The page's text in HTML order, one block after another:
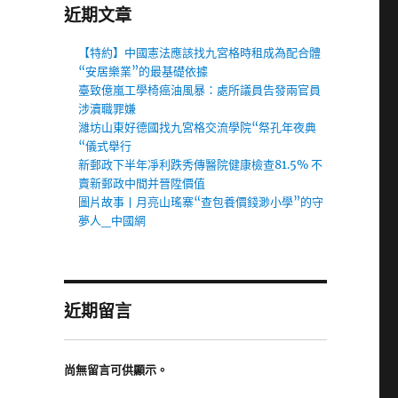
近期文章
【特約】中國憲法應該找九宮格時租成為配合體
“安居樂業”的最基礎依據
臺致億嵐工學椅癌油風暴：處所議員告發兩官員
涉瀆職罪嫌
濰坊山東好德國找九宮格交流學院“祭孔年夜典
“儀式舉行
新郵政下半年凈利跌秀傳醫院健康檢查81.5% 不
賣新郵政中間并晉陞價值
圖片故事丨月亮山瑤寨“查包養價錢渺小學”的守
夢人_中國網
近期留言
尚無留言可供顯示。